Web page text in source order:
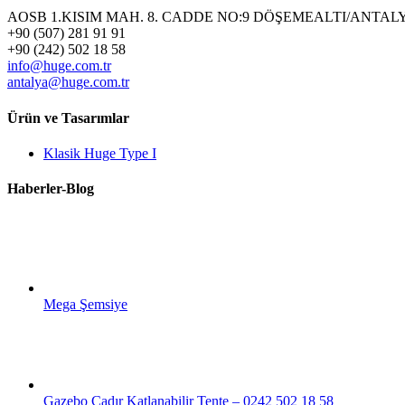
AOSB 1.KISIM MAH. 8. CADDE NO:9 DÖŞEMEALTI/
+90 (507) 281 91 91
+90 (242) 502 18 58
info@huge.com.tr
antalya@huge.com.tr
Ürün ve Tasarımlar
Klasik Huge Type I
Haberler-Blog
Mega Şemsiye
Gazebo Çadır Katlanabilir Tente – 0242 502 18 58